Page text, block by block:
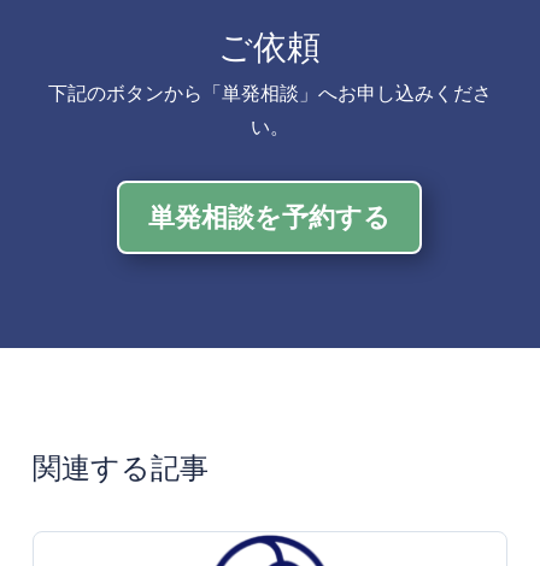
ご依頼
下記のボタンから「単発相談」へお申し込みくださ
い。
単発相談を予約する
関連する記事